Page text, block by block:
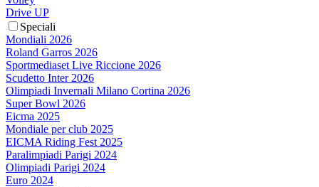
Drive UP
Speciali
Mondiali 2026
Roland Garros 2026
Sportmediaset Live Riccione 2026
Scudetto Inter 2026
Olimpiadi Invernali Milano Cortina 2026
Super Bowl 2026
Eicma 2025
Mondiale per club 2025
EICMA Riding Fest 2025
Paralimpiadi Parigi 2024
Olimpiadi Parigi 2024
Euro 2024